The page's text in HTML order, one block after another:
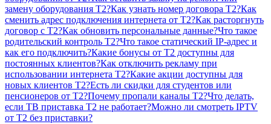
замену оборудования T2?Как узнать номер договора T2?Как
сменить адрес подключения интернета от T2?Как расторгнуть
договор с T2?Как обновить персональные данные?Что такое
родительский контроль T2?Что такое статический IP-адрес и
как его подключить?Какие бонусы от T2 доступны для
постоянных клиентов?Как отключить рекламу при
использовании интернета T2?Какие акции доступны для
новых клиентов T2?Есть ли скидки для студентов или
пенсионеров от T2?Почему пропали каналы T2?Что делать,
если ТВ приставка T2 не работает?Можно ли смотреть IPTV
от T2 без приставки?